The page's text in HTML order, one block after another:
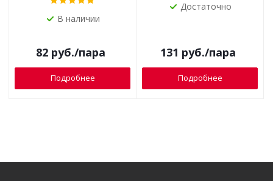
В наличии
82руб./пара
Подробнее
Достаточно
131 руб./пара
Подробнее